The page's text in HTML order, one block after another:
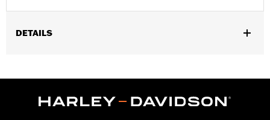
DETAILS
Installationsanleitung